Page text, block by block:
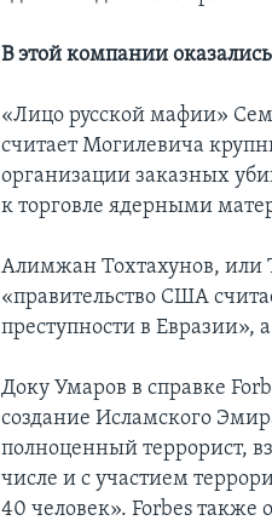
В этой компании
«Лицо русской мафии»
считает Могилевича
организации заказных
к торговле ядерными
Алимжан Тохтахунов, или
«правительство США
преступности в Евразии»,
Доку Умаров в справке
создание Исламского
полноценный террорист,
числе и с участием
40 человек». Forbes также